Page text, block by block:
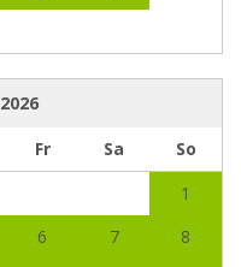
2026
Fr Sa
So
1
6 7
8